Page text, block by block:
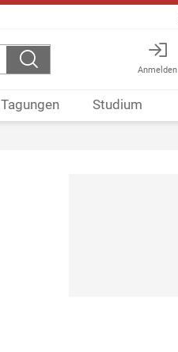
Anmelden
Tagungen Studium